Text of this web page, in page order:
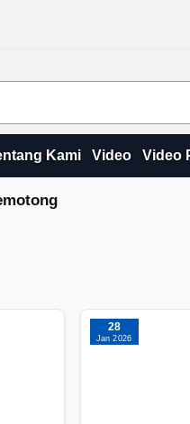
Kami Video Video
28
Jan 2026